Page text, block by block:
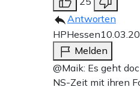
Antworten
HPHessen
Melden
@Maik: Es geht
NS-Zeit mit ihren